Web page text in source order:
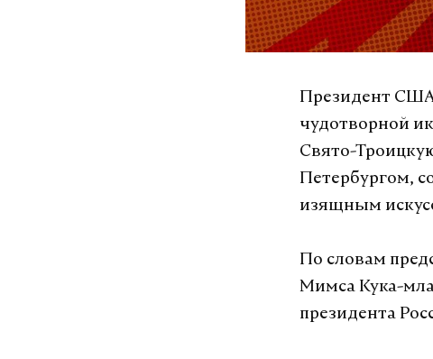
Президент США
чудотворной
Свято-
Петербургом,
изящным
По словам
Мимса Кука-
президента